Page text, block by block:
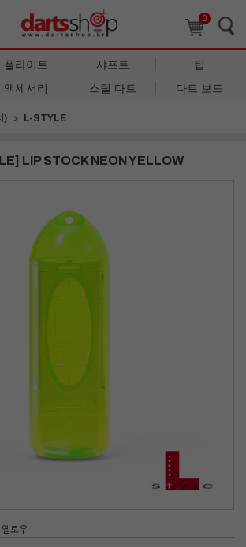
0
플라이트 샤프트
팁
액세서리 스틸 다트 다트 보드
) L-STYLE
LIP STOCK NEON YELLOW
로우